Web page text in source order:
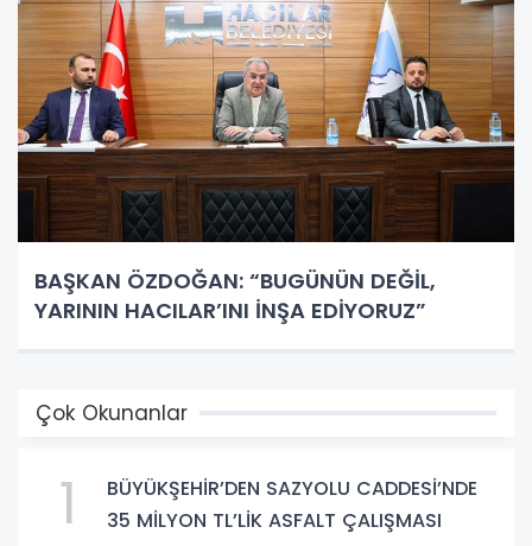
BAŞKAN ÖZDOĞAN: “BUGÜNÜN DEĞİL,
YARININ HACILAR’INI İNŞA EDİYORUZ”
Çok Okunanlar
1
BÜYÜKŞEHİR’DEN SAZYOLU CADDESİ’NDE
35 MİLYON TL’LİK ASFALT ÇALIŞMASI